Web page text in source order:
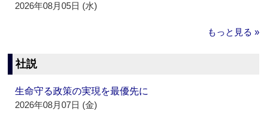
2026年08月05日 (水)
もっと見る »
社説
生命守る政策の実現を最優先に
2026年08月07日 (金)